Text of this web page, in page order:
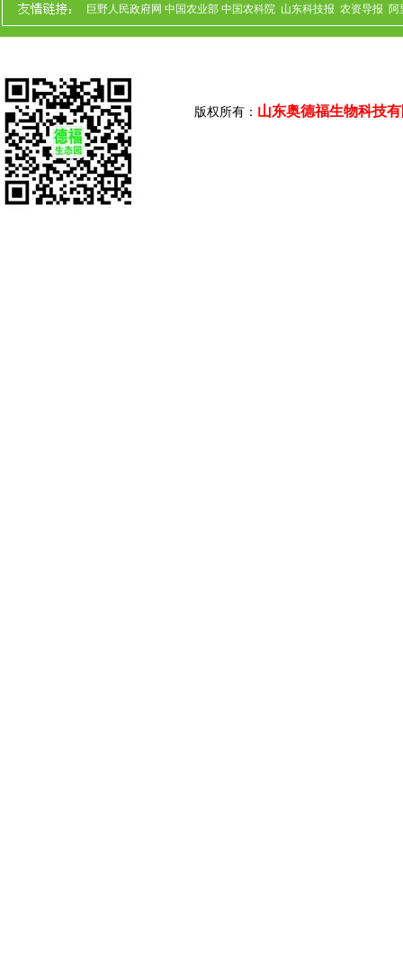
巨野人民政府网 中国农业部 中国农科院 山东科技报 农资导报 阿
版权所有： 山东奥德福生物科技